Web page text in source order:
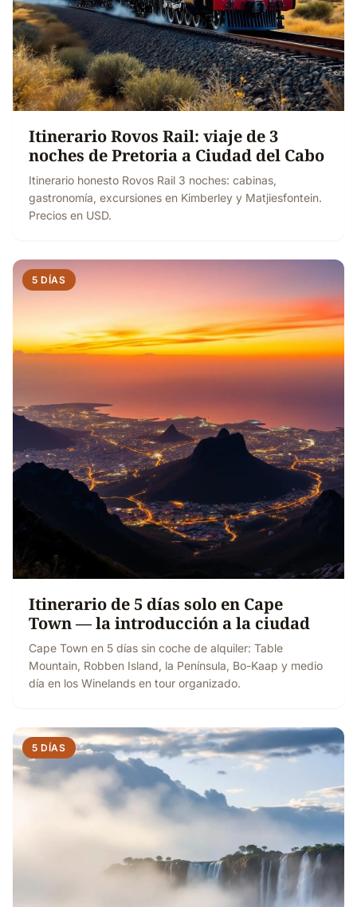
Itinerario Rovos Rail: viaje de 3
noches de Pretoria a Ciudad del Cabo
Itinerario honesto Rovos Rail 3 noches: cabinas,
gastronomía, excursiones en Kimberley y Matjiesfontein.
Precios en USD.
5 DÍAS
Itinerario de 5 días solo en Cape
Town — la introducción a la ciudad
Cape Town en 5 días sin coche de alquiler: Table
Mountain, Robben Island, la Península, Bo-Kaap y medio
día en los Winelands en tour organizado.
5 DÍAS